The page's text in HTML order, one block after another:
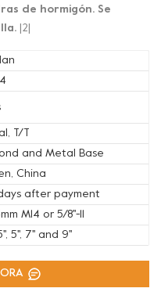
de hormigón. Se
|2|
T/T
and Metal Base
China
after payment
M14 or 5/8''-11
5'', 7'' and 9''